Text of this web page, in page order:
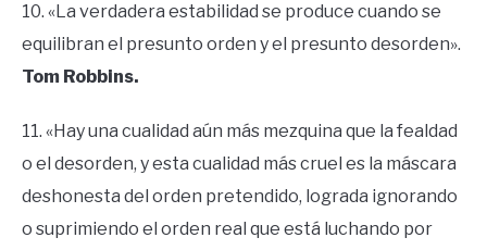
10. «La verdadera estabilidad se produce cuando se
equilibran el presunto orden y el presunto desorden».
Tom Robbins.
11. «Hay una cualidad aún más mezquina que la fealdad
o el desorden, y esta cualidad más cruel es la máscara
deshonesta del orden pretendido, lograda ignorando
o suprimiendo el orden real que está luchando por